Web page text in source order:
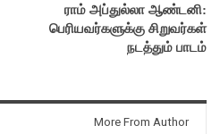
ராம் அப்துல்லா ஆண்டனி:
பெரியவர்களுக்கு சிறுவர்கள்
நடத்தும் பாடம்
More From Author